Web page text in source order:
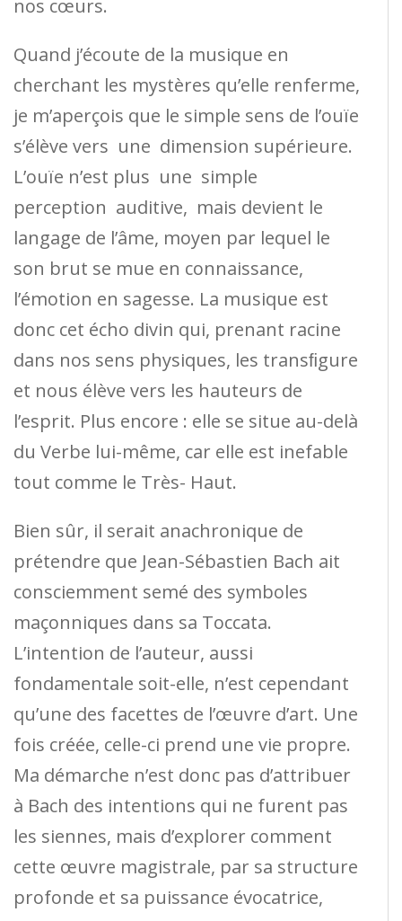
nos cœurs.
Quand j’écoute de la musique en
cherchant les mystères qu’elle renferme,
je m’aperçois que le simple sens de l’ouïe
s’élève vers une dimension supérieure.
L’ouïe n’est plus une simple
perception auditive, mais devient le
langage de l’âme, moyen par lequel le
son brut se mue en connaissance,
l’émotion en sagesse. La musique est
donc cet écho divin qui, prenant racine
dans nos sens physiques, les transﬁgure
et nous élève vers les hauteurs de
l’esprit. Plus encore : elle se situe au-delà
du Verbe lui-même, car elle est inefable
tout comme le Très- Haut.
Bien sûr, il serait anachronique de
prétendre que Jean-Sébastien Bach ait
consciemment semé des symboles
maçonniques dans sa Toccata.
L’intention de l’auteur, aussi
fondamentale soit-elle, n’est cependant
qu’une des facettes de l’œuvre d’art. Une
fois créée, celle-ci prend une vie propre.
Ma démarche n’est donc pas d’attribuer
à Bach des intentions qui ne furent pas
les siennes, mais d’explorer comment
cette œuvre magistrale, par sa structure
profonde et sa puissance évocatrice,